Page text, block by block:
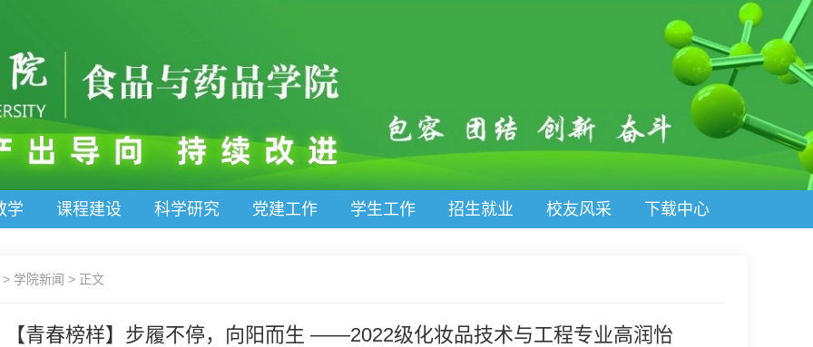
学 课程建设 科学研究 党建工作 学生工作 招生就业 校友风采 下载中心
> 学院新闻 > 正文
【青春榜样】步履不停，向阳而生 ——2022级化妆品技术与工程专业高润怡